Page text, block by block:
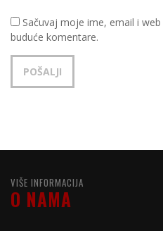
Sačuvaj moje ime, email i
buduće komentare.
VIŠE INFORMACIJA
O NAMA